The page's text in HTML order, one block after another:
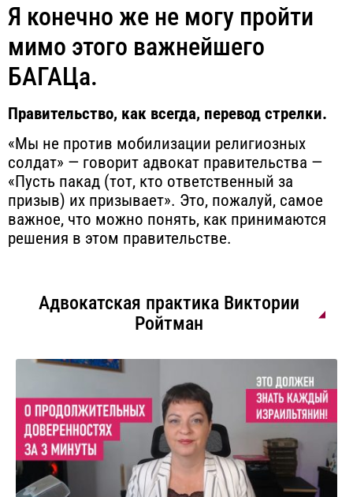
Я конечно же не могу пройти
мимо этого важнейшего
БАГАЦа.
Правительство, как всегда, перевод стрелки.
«Мы не против мобилизации религиозных
солдат» — говорит адвокат правительства —
«Пусть пакад (тот, кто ответственный за
призыв) их призывает». Это, пожалуй, самое
важное, что можно понять, как принимаются
решения в этом правительстве.
Адвокатская практика Виктории
Ройтман